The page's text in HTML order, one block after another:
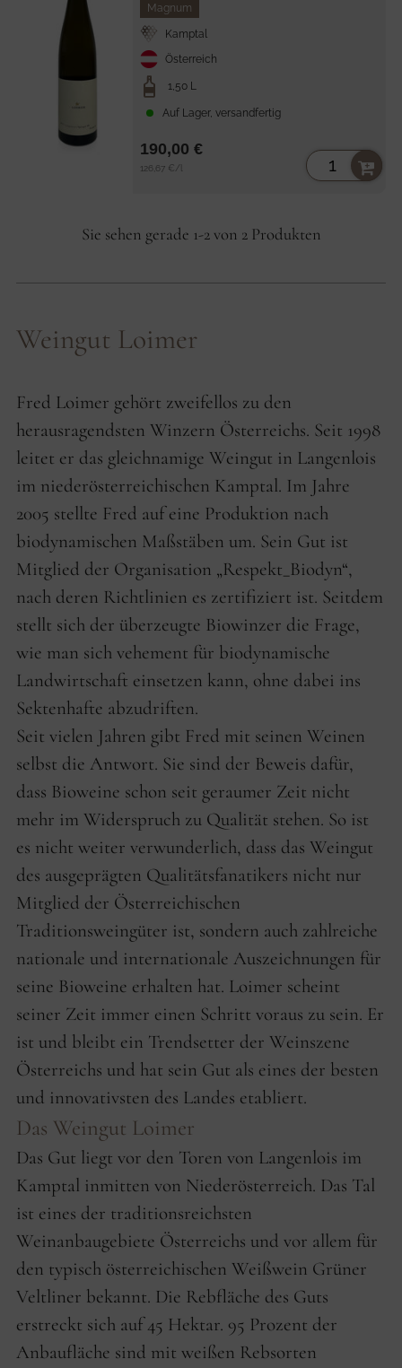
Magnum
Kamptal
Österreich
1,50 L
Auf Lager, versandfertig
Stückpreis
126,67 € /
190,00 €
Sie sehen gerade 1-2 von 2 Produkten
Weingut Loimer
Fred Loimer gehört zweifellos zu den
herausragendsten Winzern Österreichs. Seit 1998
leitet er das gleichnamige Weingut in Langenlois
im niederösterreichischen Kamptal. Im Jahre
2005 stellte Fred auf eine Produktion nach
biodynamischen Maßstäben um. Sein Gut ist
Mitglied der Organisation „Respekt_Biodyn“,
nach deren Richtlinien es zertifiziert ist. Seitdem
stellt sich der überzeugte Biowinzer die Frage,
wie man sich vehement für biodynamische
Landwirtschaft einsetzen kann, ohne dabei ins
Sektenhafte abzudriften.
Seit vielen Jahren gibt Fred mit seinen Weinen
selbst die Antwort. Sie sind der Beweis dafür,
dass Bioweine schon seit geraumer Zeit nicht
mehr im Widerspruch zu Qualität stehen. So ist
es nicht weiter verwunderlich, dass das Weingut
des ausgeprägten Qualitätsfanatikers nicht nur
Mitglied der Österreichischen
Traditionsweingüter ist, sondern auch zahlreiche
nationale und internationale Auszeichnungen für
seine Bioweine erhalten hat. Loimer scheint
seiner Zeit immer einen Schritt voraus zu sein. Er
ist und bleibt ein Trendsetter der Weinszene
Österreichs und hat sein Gut als eines der besten
und innovativsten des Landes etabliert.
Das Weingut Loimer
Das Gut liegt vor den Toren von Langenlois im
Kamptal inmitten von Niederösterreich. Das Tal
ist eines der traditionsreichsten
Weinanbaugebiete Österreichs und vor allem für
den typisch österreichischen Weißwein Grüner
Veltliner bekannt. Die Rebfläche des Guts
erstreckt sich auf 45 Hektar. 95 Prozent der
Anbaufläche sind mit weißen Rebsorten